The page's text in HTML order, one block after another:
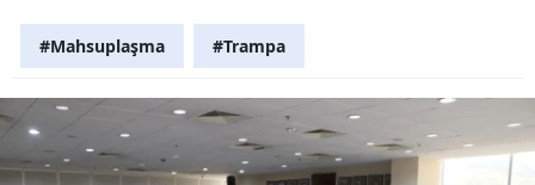
#Mahsuplaşma #Trampa